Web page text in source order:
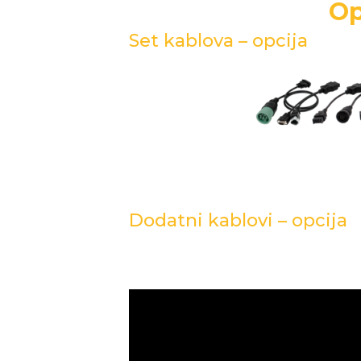
Set kablova – opcija
Dodatni kablovi – opcija